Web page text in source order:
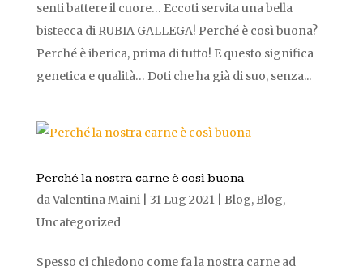
senti battere il cuore… Eccoti servita una bella
bistecca di RUBIA GALLEGA! Perché è così buona?
Perché è iberica, prima di tutto! E questo significa
genetica e qualità… Doti che ha già di suo, senza...
Perché la nostra carne è così buona
daValentina Maini| 31 Lug 2021| Blog, Blog,
Uncategorized
Spesso ci chiedono come fa la nostra carne ad